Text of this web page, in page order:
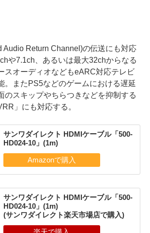
Audio Return Channel)の伝送にも対応
や7.1ch、あるいは最大32chからなる
スオーディオなどもeARC対応テレビ
。またPS5などのゲームにおける遅延
のスキップやちらつきなどを抑制する
」にも対応する。
サンワダイレクト HDMIケーブル「500-
HD024-10」(1m)
サンワダイレクト HDMIケーブル「500-
HD024-10」(1m)
(サンワダイレクト楽天市場店で購入)